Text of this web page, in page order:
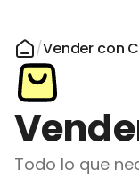
/Vender con
Todo lo que